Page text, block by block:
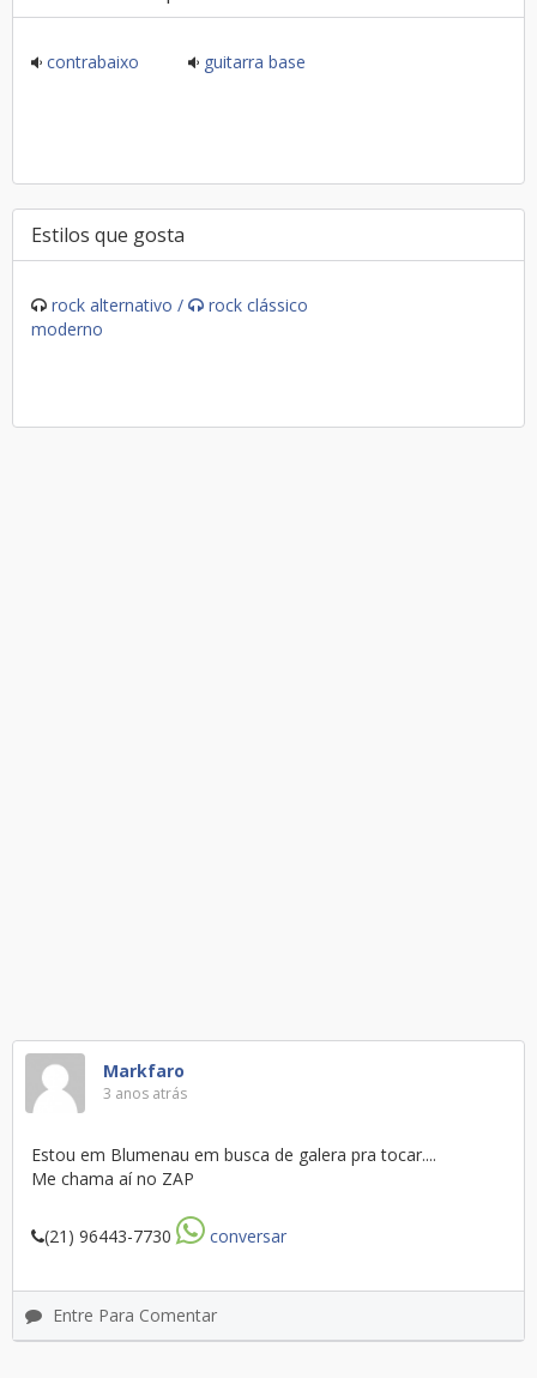
contrabaixo guitarra base
Estilos que gosta
rock alternativo /
moderno
rock clássico
Markfaro
3 anos atrás
Estou em Blumenau em busca de galera pra tocar....
Me chama aí no ZAP
(21) 96443-7730 conversar
Entre Para Comentar